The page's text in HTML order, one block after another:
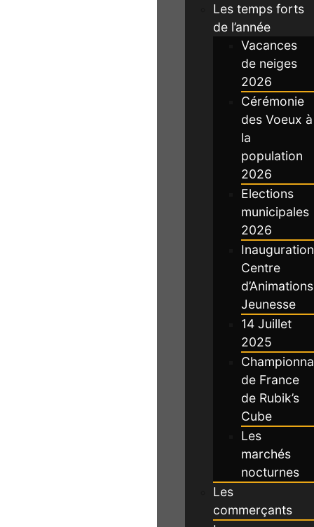
Les temps forts
de l’année
Vacances
de neiges
2026
Cérémonie
des Voeux à
la
population
2026
Elections
municipales
2026
Inauguration
Centre
d’Animations
Jeunesse
14 Juillet
2025
de France
de Rubik’s
Cube
Les
marchés
nocturnes
Les
commerçants